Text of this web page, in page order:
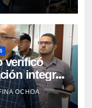
verificó
integral
María
OCHOA